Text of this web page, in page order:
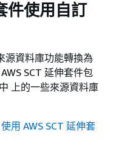
件使用自訂
源資料庫功能轉換為
SCT 延伸套件包
上的一些來源資料庫
使用 AWS SCT 延伸套